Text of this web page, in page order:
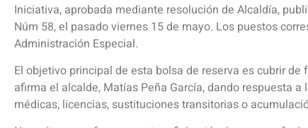
Iniciativa, aprobada mediante resolución de Alcaldía,
Núm 58, el pasado viernes 15 de mayo. Los puestos
Administración Especial.
El objetivo principal de esta bolsa de reserva es cubrir
afirma el alcalde, Matías Peña García, dando respuesta
médicas, licencias, sustituciones transitorias o